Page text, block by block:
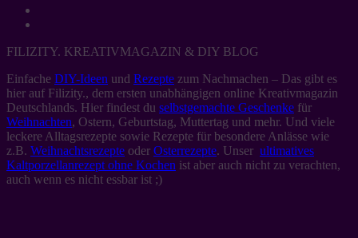
FILIZITY. KREATIVMAGAZIN & DIY BLOG
Einfache DIY-Ideen und Rezepte zum Nachmachen – Das gibt es
hier auf Filizity., dem ersten unabhängigen online Kreativmagazin
Deutschlands. Hier findest du selbstgemachte Geschenke für
Weihnachten, Ostern, Geburtstag, Muttertag und mehr. Und viele
leckere Alltagsrezepte sowie Rezepte für besondere Anlässe wie
z.B. Weihnachtsrezepte oder Osterrezepte. Unser ultimatives
Kaltporzellanrezept ohne Kochen ist aber auch nicht zu verachten,
auch wenn es nicht essbar ist ;)